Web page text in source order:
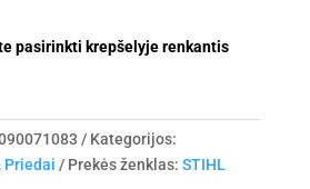
pasirinkti krepšelyje renkantis
Kategorijos:
, Priedai Prekės ženklas: STIHL